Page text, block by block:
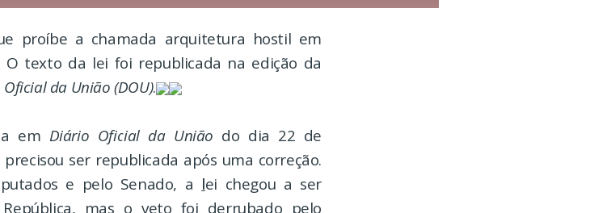
proíbe a chamada arquitetura hostil em
O texto da lei foi republicada na edição da
da União (DOU).
em Diário Oficial da União do dia 22 de
ser republicada após uma correção.
e pelo Senado, a lei chegou a ser
mas o veto foi derrubado pelo